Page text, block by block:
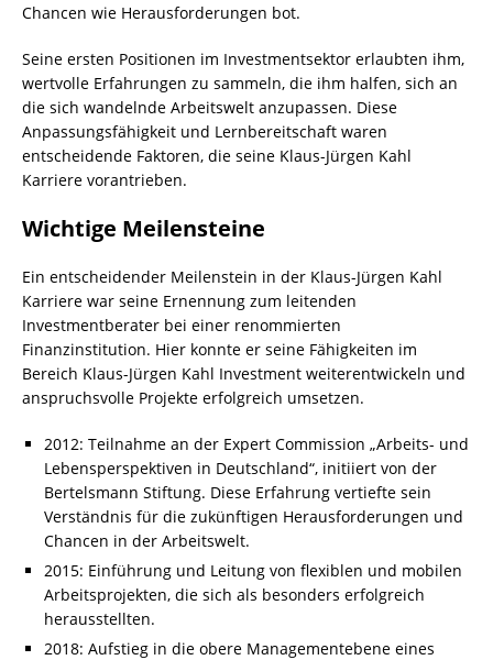
Chancen wie Herausforderungen bot.
Seine ersten Positionen im Investmentsektor erlaubten ihm,
wertvolle Erfahrungen zu sammeln, die ihm halfen, sich an
die sich wandelnde Arbeitswelt anzupassen. Diese
Anpassungsfähigkeit und Lernbereitschaft waren
entscheidende Faktoren, die seine Klaus-Jürgen Kahl
Karriere vorantrieben.
Wichtige Meilensteine
Ein entscheidender Meilenstein in der Klaus-Jürgen Kahl
Karriere war seine Ernennung zum leitenden
Investmentberater bei einer renommierten
Finanzinstitution. Hier konnte er seine Fähigkeiten im
Bereich Klaus-Jürgen Kahl Investment weiterentwickeln und
anspruchsvolle Projekte erfolgreich umsetzen.
2012: Teilnahme an der Expert Commission „Arbeits- und
Lebensperspektiven in Deutschland“, initiiert von der
Bertelsmann Stiftung. Diese Erfahrung vertiefte sein
Verständnis für die zukünftigen Herausforderungen und
Chancen in der Arbeitswelt.
2015: Einführung und Leitung von flexiblen und mobilen
Arbeitsprojekten, die sich als besonders erfolgreich
herausstellten.
2018: Aufstieg in die obere Managementebene eines